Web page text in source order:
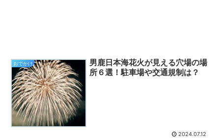
おでかけ
男鹿日本海花火が見える穴場の場
所６選！駐車場や交通規制は？
2024.07.12